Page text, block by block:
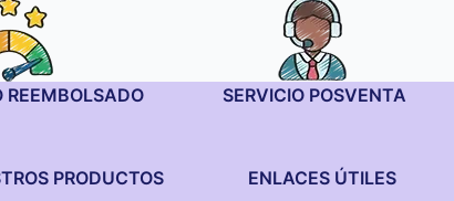
REEMBOLSADO SERVICIO POSVENTA
PRODUCTOS
ENLACES ÚTILES